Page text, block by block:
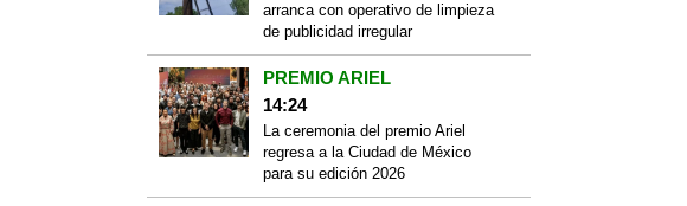
arranca con operativo de limpieza
de publicidad irregular
PREMIO ARIEL
14:24
La ceremonia del premio Ariel
regresa a la Ciudad de México
para su edición 2026